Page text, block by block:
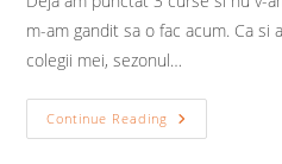
m-am gandit sa o fac acum. Ca
colegii mei, sezonul…
Continue Reading Inceput
De